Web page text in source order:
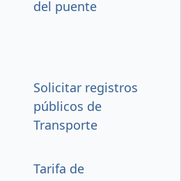
del puente
Solicitar registros
públicos de
Transporte
Tarifa de